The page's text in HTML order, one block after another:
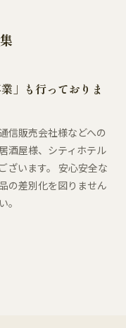
」も行っておりま
信販売会社様などへの
酒屋様、シティホテル
ざいます。 安心安全な
の差別化を図りません
。